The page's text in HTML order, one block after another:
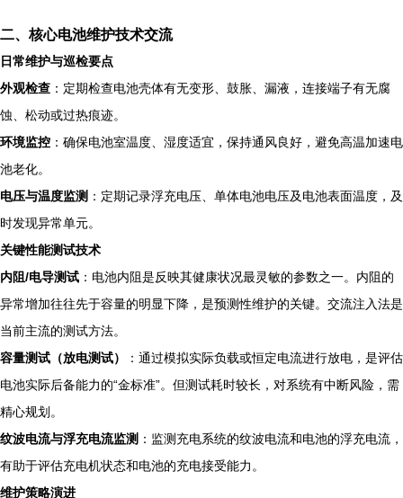
二、核心电池维护技术交流
日常维护与巡检要点
外观检查 ：定期检查电池壳体有无变形、鼓胀、漏液，连接端子有无腐
蚀、松动或过热痕迹。
环境监控 ：确保电池室温度、湿度适宜，保持通风良好，避免高温加速电
池老化。
电压与温度监测 ：定期记录浮充电压、单体电池电压及电池表面温度，及
时发现异常单元。
关键性能测试技术
内阻/电导测试 ：电池内阻是反映其健康状况最灵敏的参数之一。内阻的
异常增加往往先于容量的明显下降，是预测性维护的关键。交流注入法是
当前主流的测试方法。
容量测试（放电测试）
：通过模拟实际负载或恒定电流进行放电，是评估
电池实际后备能力的“金标准”。但测试耗时较长，对系统有中断风险，需
精心规划。
纹波电流与浮充电流监测 ：监测充电系统的纹波电流和电池的浮充电流，
有助于评估充电机状态和电池的充电接受能力。
维护策略演进